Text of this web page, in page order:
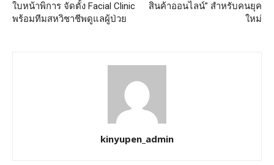
ใบหน้าพิการ จัดตั้ง Facial Clinic
พร้อมทีมสหวิชาชีพดูแลผู้ป่วย
สินค้าออนไลน์” สำหรับคนยุค
ใหม่
kinyupen_admin